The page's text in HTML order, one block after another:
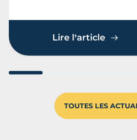
Lire l’article
TOUTES LES